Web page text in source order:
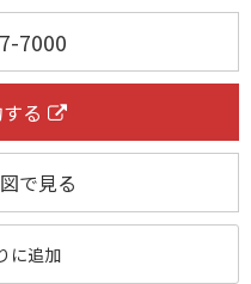
7000
る
で見る
に追加